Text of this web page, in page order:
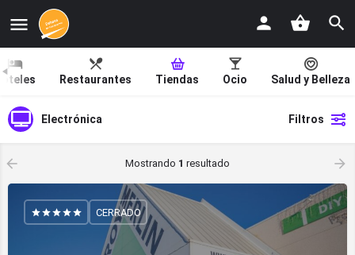
Restaurantes Tiendas Ocio Salud y Belleza
Electrónica Filtros
Mostrando 1 resultado
CERRADO